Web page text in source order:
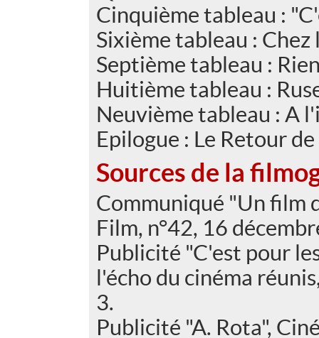
Cinquième tableau :
Sixième tableau :
Septième tableau :
Huitième tableau :
Neuvième tableau : A
Epilogue : Le Retour
Sources de la
Communiqué "Un film
Film, n°42, 16
Publicité "C'est pour
l'écho du cinéma
3.
Publicité "A. Rota",